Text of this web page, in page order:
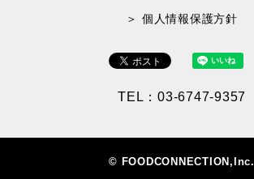
＞ 個人情報保護方針
TEL：03-6747-9357
© FOODCONNECTION,Inc.